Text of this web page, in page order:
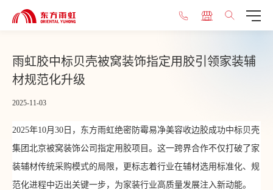
​雨虹胶中标贝壳被窝装饰指定用胶引领家装辅
材规范化升级
2025-11-03
2025年10月30日，东方雨虹绝密防霉易净美容收边胶成功中标贝壳
集团北京被窝装饰公司指定用胶项目。这一跨界合作不仅打破了家
装辅材传统采购模式的局限，更标志着行业在辅材选用标准化、规
范化进程中迈出关键一步，为家装行业高质量发展注入新动能。